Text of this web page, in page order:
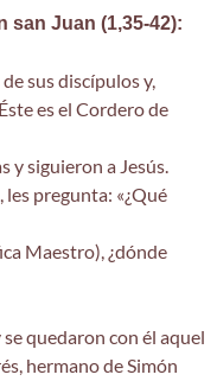
san Juan (1,35-42):
sus discípulos y,
es el Cordero de
y siguieron a Jesús.
les pregunta: «¿Qué
Maestro), ¿dónde
quedaron con él aquel
hermano de Simón